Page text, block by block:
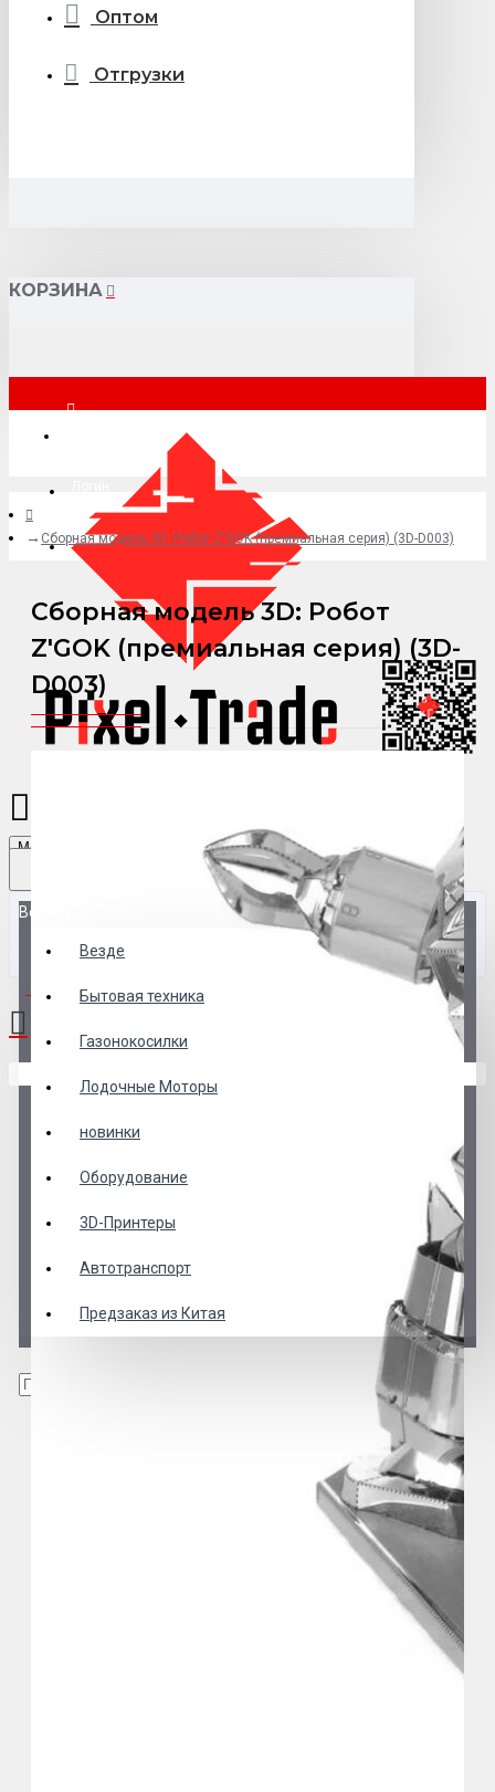
Оптом
Отгрузки
КОРЗИНА
+7 (495) 015-41-41
Menu
Везде
Везде
Бытовая техника
Газонокосилки
Лодочные Моторы
новинки
Оборудование
3D-Принтеры
Автотранспорт
Предзаказ из Китая
0 товар(ов) - 0 р.
Cборная модель 3D: Робот Z'GOK (премиальная серия) (3D-D003)
Cборная модель 3D: Робот
Z'GOK (премиальная серия) (3D-
D003)